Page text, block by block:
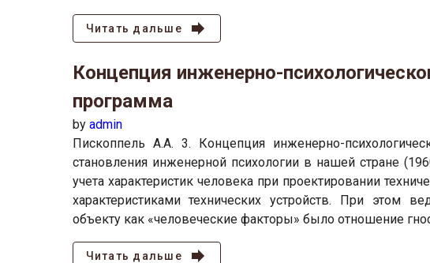
Читать дальше
Концепция инженерно-
программа
by admin
Пископпель А.А. 3. Концепция инженерно-
становления инженерной психологии в нашей стране
учета характеристик человека при проектировании
характеристиками технических устройств. При этом
объекту как «человеческие факторы» было отношение
Читать дальше